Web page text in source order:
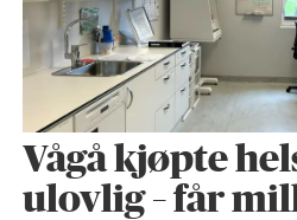
Vågå kjøpte
ulovlig – får